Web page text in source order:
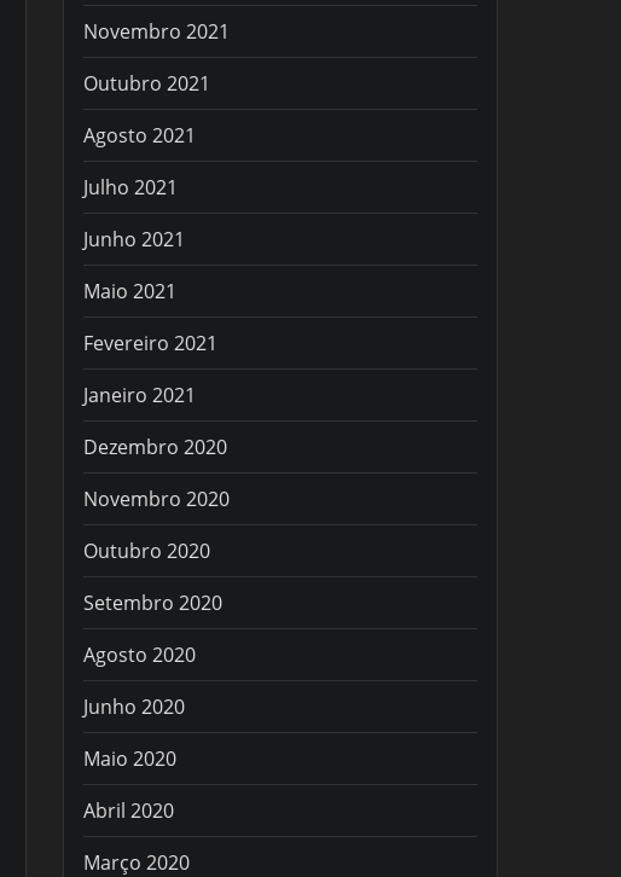
Novembro 2021
Outubro 2021
Agosto 2021
Julho 2021
Junho 2021
Maio 2021
Fevereiro 2021
Janeiro 2021
Dezembro 2020
Novembro 2020
Outubro 2020
Setembro 2020
Agosto 2020
Junho 2020
Maio 2020
Abril 2020
Março 2020